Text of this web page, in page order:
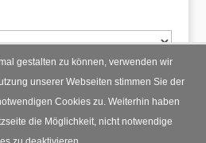
Impressum
gestalten zu können, verwenden wir
unserer Webseiten stimmen Sie der
Cookies zu. Weiterhin haben
die Möglichkeit, nicht notwendige